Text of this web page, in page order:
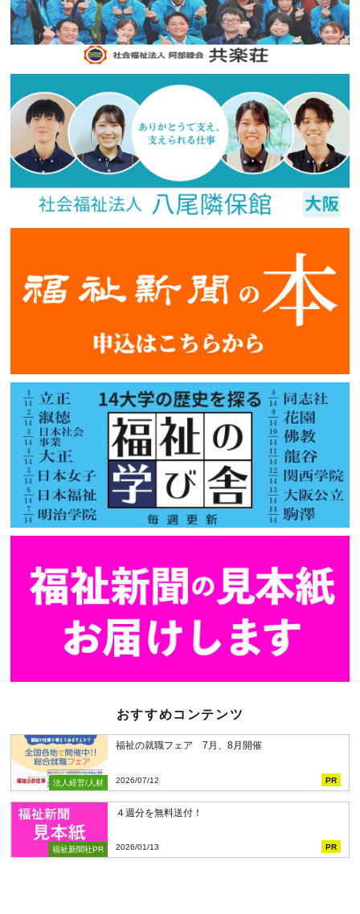
おすすめコンテンツ
法人経営/人材
福祉の就職フェア 7月、8月開催
2026/07/12 PR
福祉新聞社PR
４週分を無料送付！
2026/01/13 PR